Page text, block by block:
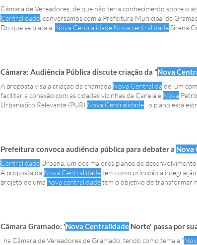
Câmara de Vereadores, de que não teria conhecimento sobre o
Centralidade , conversamos com a Prefeitura Municipal de
Do que se trata a: Nova Centralidade Nova centralidadeSirena
Câmara: Audiência Pública discute criação da "Nova
A proposta visa a criação da chamada Nova Centralida de, um
facilitar a conexão com as cidades vizinhas de Canela e Nova
Urbanístico Relevante (PUR) Nova Centralidade , o plano está
Prefeitura convoca audiência pública para debater a Nova
Centralidade Urbana, um dos maiores planos de
A proposta da Nova Centralidadetem como princípio a
projeto de uma nova centralidadetem o objetivo de transformar
Câmara Gramado: 'Nova Centralidade Norte' passa por
, na Câmara de Vereadores de Gramado, tendo como tema a “